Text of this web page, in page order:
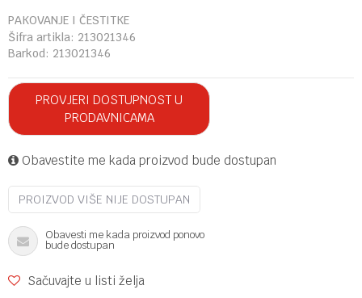
PAKOVANJE I ČESTITKE
Šifra artikla: 213021346
Barkod: 213021346
PROVJERI DOSTUPNOST U
PRODAVNICAMA
Obavestite me kada proizvod bude dostupan
PROIZVOD VIŠE NIJE DOSTUPAN
Obavesti me kada proizvod ponovo
bude dostupan
Sačuvajte u listi želja